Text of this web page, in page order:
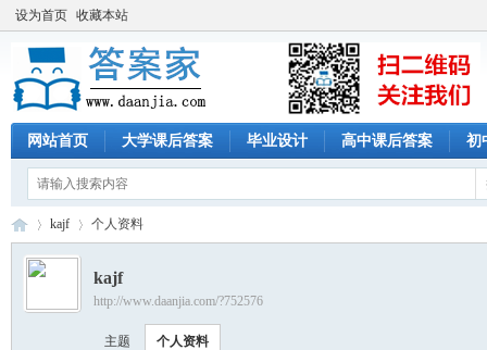
设为首页 收藏本站
网站首页 大学课后答案 毕业设计 高中课后答案 初
›
kajf
›
个人资料
kajf
http://www.daanjia.com/?752576
主题 个人资料